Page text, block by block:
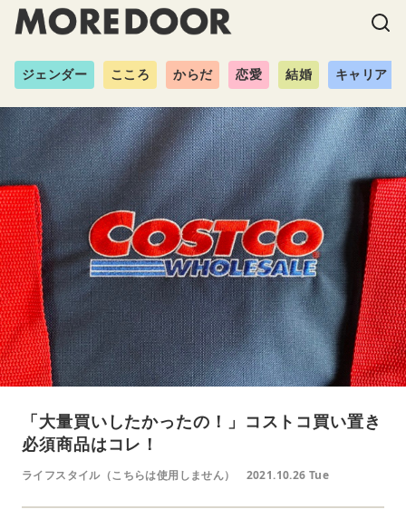
ジェンダー こころ からだ 恋愛 結婚 キャリア
「大量買いしたかったの！」コストコ買い置き
必須商品はコレ！
ライフスタイル（こちらは使用しません） 2021.10.26 Tue